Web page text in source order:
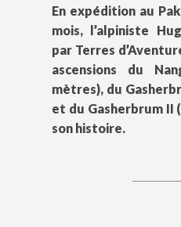
En expédition au
mois, l’alpiniste
par Terres
ascensions du
mètres), du
et du Gasherbrum II
son histoire.